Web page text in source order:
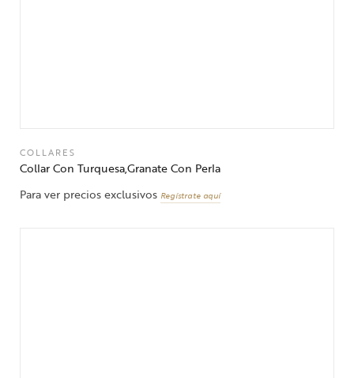
COLLARES
Collar Con Turquesa,Granate Con Perla
Para ver precios exclusivos Regístrate aquí